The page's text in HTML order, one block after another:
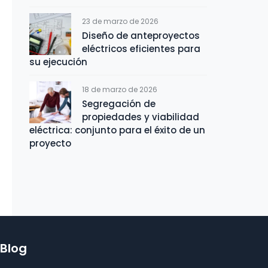
23 de marzo de 2026
Diseño de anteproyectos
eléctricos eficientes para
su ejecución
18 de marzo de 2026
Segregación de
propiedades y viabilidad
eléctrica: conjunto para el éxito de un
proyecto
Blog